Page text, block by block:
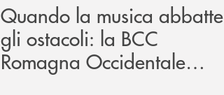
Quando la musica abbatte
gli ostacoli: la BCC
Romagna Occidentale
vicina al progetto N.O.I.